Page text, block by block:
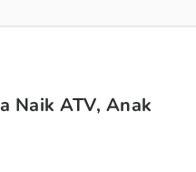
Naik ATV, Anak